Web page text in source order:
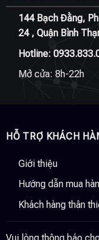
144 Bạch Đằng,
24 , Quận Bình
Hotline:
Mở cửa: 8h-22h
HỖ TRỢ KHÁCH
Giới thiệu
Hướng dẫn mua
Khách hàng thân